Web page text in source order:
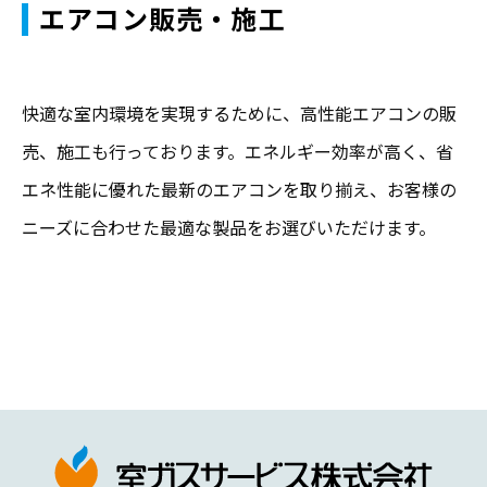
エアコン販売・施工
快適な室内環境を実現するために、高性能エアコンの販
売、施工も行っております。エネルギー効率が高く、省
エネ性能に優れた最新のエアコンを取り揃え、お客様の
ニーズに合わせた最適な製品をお選びいただけます。